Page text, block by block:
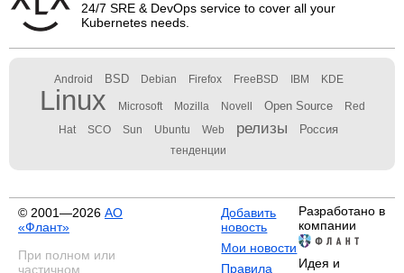
24/7 SRE & DevOps service to cover all your
Kubernetes needs.
Android BSD Debian Firefox FreeBSD IBM KDE
Linux Microsoft Mozilla Novell Open Source Red
Hat SCO Sun Ubuntu Web релизы Россия
тенденции
© 2001—2026 АО
«Флант»
При полном или
частичном
Добавить
новость
Мои новости
Правила
Разработано в
компании
Идея и